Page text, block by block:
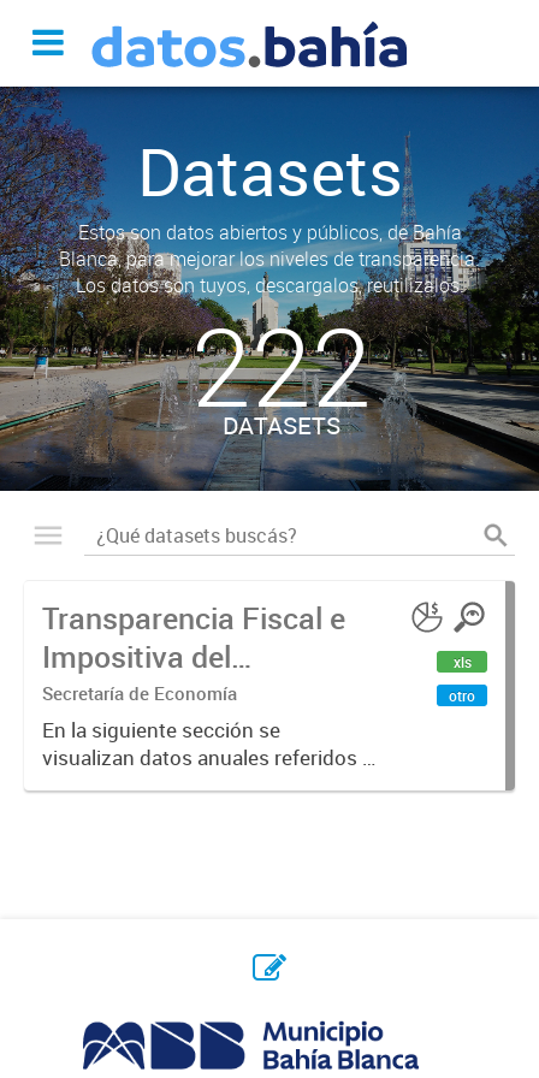
Datasets
Estos son datos abiertos y públicos, de Bahía
Blanca, para mejorar los niveles de transparencia.
Los datos son tuyos, descargalos, reutilizalos.
222
DATASETS
Transparencia Fiscal e
Impositiva del
Municipio. Año 2023
Secretaría de Economía
En la siguiente sección se
visualizan datos anuales referidos a
la transparencia fiscal e impositiva
xls
otro